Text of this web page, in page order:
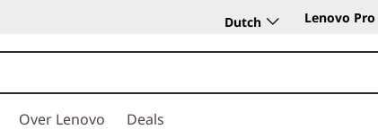
Dutch Lenovo Pro
Over Lenovo Deals